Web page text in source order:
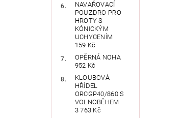
NAVAŘOVACÍ
POUZDRO PRO
HROTY S
KÓNICKÝM
UCHYCENÍM
159 Kč
OPĚRNÁ NOHA
952 Kč
KLOUBOVÁ
HŘÍDEL
ORCGP40/860 S
VOLNOBĚHEM
3 763 Kč